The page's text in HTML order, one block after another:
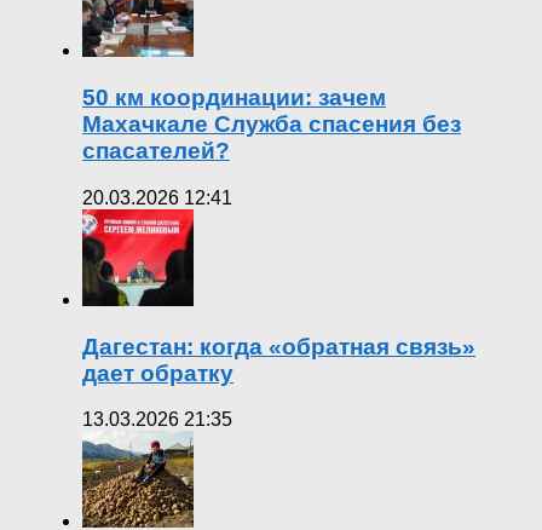
50 км координации: зачем
Махачкале Служба спасения без
спасателей?
20.03.2026 12:41
Дагестан: когда «обратная связь»
дает обратку
13.03.2026 21:35